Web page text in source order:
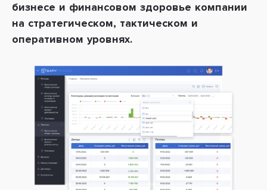
бизнесе и финансовом здоровье компании
на стратегическом, тактическом и
оперативном уровнях.